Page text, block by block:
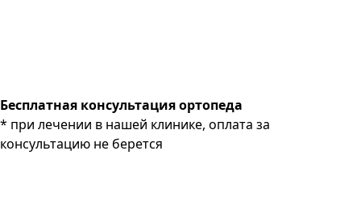
Бесплатная консультация ортопеда
* при лечении в нашей клинике, оплата за
консультацию не берется